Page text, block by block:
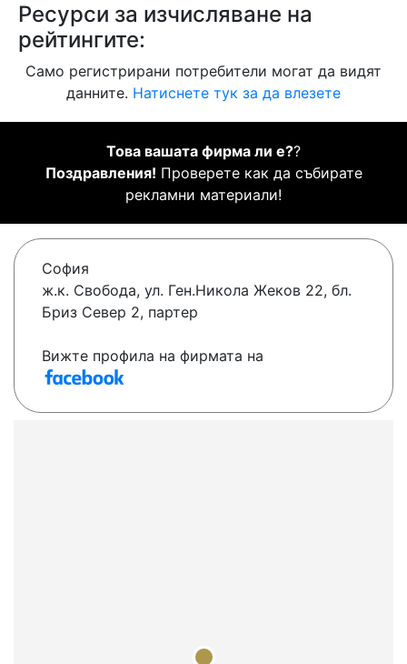
Ресурси за изчисляване на
рейтингите:
Само регистрирани потребители могат да видят
данните. Натиснете тук за да влезете
Това вашата фирма ли е??
Поздравления! Проверете как да събирате
рекламни материали!
София
ж.к. Свобода, ул. Ген.Никола Жеков 22, бл.
Бриз Север 2, партер
Вижте профила на фирмата на